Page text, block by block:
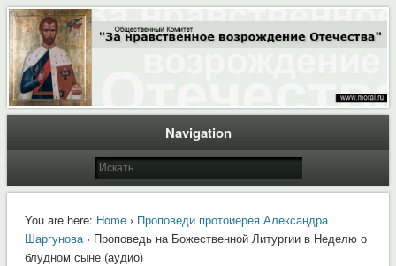
Moral.Ru
Общественный Комитет "За нравственное возрождение Отечества"
Navigation
You are here: Home› Проповеди протоиерея Александра
Шаргунова› Проповедь на Божественной Литургии в Неделю о
блудном сыне (аудио)